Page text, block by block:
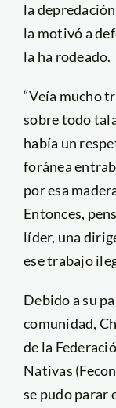
la
la motivó a
la ha rodeado.
“Veía mucho
sobre todo
había un
foránea
por esa
Entonces,
líder, una
ese trabajo
Debido a su
comunidad,
de la
Nativas
se pudo parar